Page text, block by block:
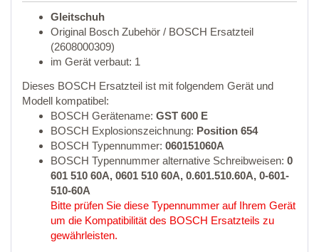
Gleitschuh
Original Bosch Zubehör / BOSCH Ersatzteil
(2608000309)
im Gerät verbaut: 1
Dieses BOSCH Ersatzteil ist mit folgendem Gerät und
Modell kompatibel:
BOSCH Gerätename: GST 600 E
BOSCH Explosionszeichnung: Position 654
BOSCH Typennummer: 060151060A
BOSCH Typennummer alternative Schreibweisen: 0
601 510 60A, 0601 510 60A, 0.601.510.60A, 0-601-
510-60A
Bitte prüfen Sie diese Typennummer auf Ihrem Gerät
um die Kompatibilität des BOSCH Ersatzteils zu
gewährleisten.